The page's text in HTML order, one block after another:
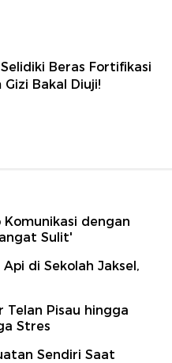
Beras Fortifikasi
Gizi Bakal Diuji!
dengan
Sulit'
di Sekolah Jaksel,
Telan Pisau hingga
Stres
Sendiri Saat